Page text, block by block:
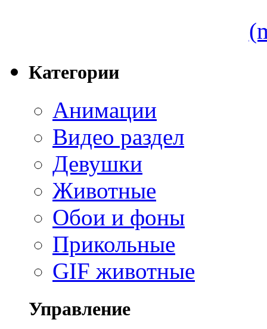
Категории
Анимации
Видео раздел
Девушки
Животные
Обои и фоны
Прикольные
GIF животные
Управление